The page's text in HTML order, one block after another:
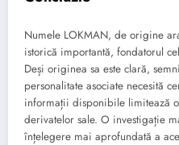
Numele LOKMAN, de origine
istorică importantă, fondatorul
Deși originea sa este clară,
personalitate asociate necesită
informații disponibile limitează
derivatelor sale. O investigație
înțelegere mai aprofundată a